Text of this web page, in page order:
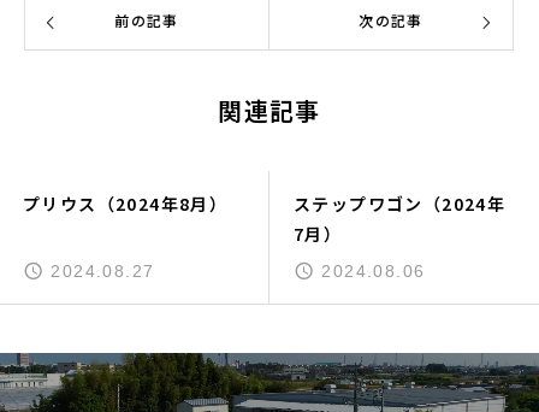
前の記事 次の記事
関連記事
プリウス（2024年8月）
2024.08.27
ステップワゴン（2024年
7月）
2024.08.06